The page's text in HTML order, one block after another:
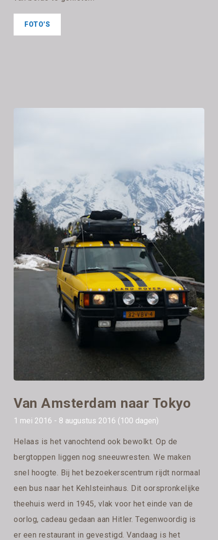
FOTO'S
Van Amsterdam naar Tokyo
1 mei 2016 - 8 augustus 2016 (100 dagen)
Helaas is het vanochtend ook bewolkt. Op de
bergtoppen liggen nog sneeuwresten. We maken
snel hoogte. Bij het bezoekerscentrum rijdt normaal
een bus naar het Kehlsteinhaus. Dit oorspronkelijke
theehuis werd in 1945, vlak voor het einde van de
oorlog, cadeau gedaan aan Hitler. Tegenwoordig is
er een restaurant in gevestigd. Vandaag is het